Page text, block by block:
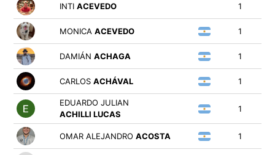
INTI ACEVEDO 1
MONICA ACEVEDO 1
DAMIÁN ACHAGA 1
CARLOS ACHÁVAL 1
EDUARDO JULIAN
ACHILLI LUCAS
1
OMAR ALEJANDRO ACOSTA 1